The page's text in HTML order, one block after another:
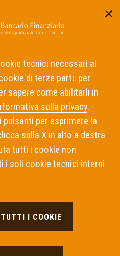
la Segreteria tecnica dell'ABF
tecnica
di Bari
tecnici necessari al
di terze parti: per
sapere come abilitarli in
sulla privacy.
per esprimere la
sulla X in alto a destra
tutti i cookie non
i soli cookie tecnici interni
I COOKIE